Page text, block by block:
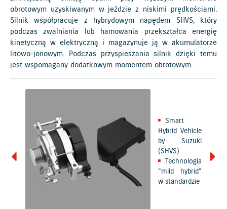
obrotowym uzyskiwanym w jeździe z niskimi prędkościami.
Silnik współpracuje z hybrydowym napędem SHVS, który
podczas zwalniania lub hamowania przekształca energię
kinetyczną w elektryczną i magazynuje ją w akumulatorze
litowo-jonowym. Podczas przyspieszania silnik dzięki temu
jest wspomagany dodatkowym momentem obrotowym.
Smart
Hybrid Vehicle
by Suzuki
(SHVS)
Technologia
"mild hybrid"
w standardzie